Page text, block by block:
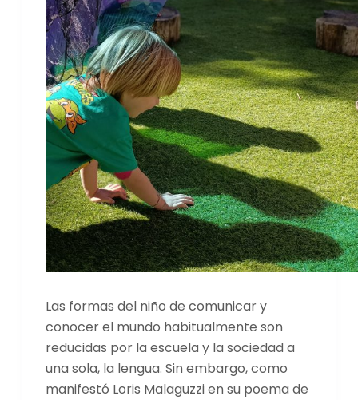
Las formas del niño de comunicar y
conocer el mundo habitualmente son
reducidas por la escuela y la sociedad a
una sola, la lengua. Sin embargo, como
manifestó Loris Malaguzzi en su poema de